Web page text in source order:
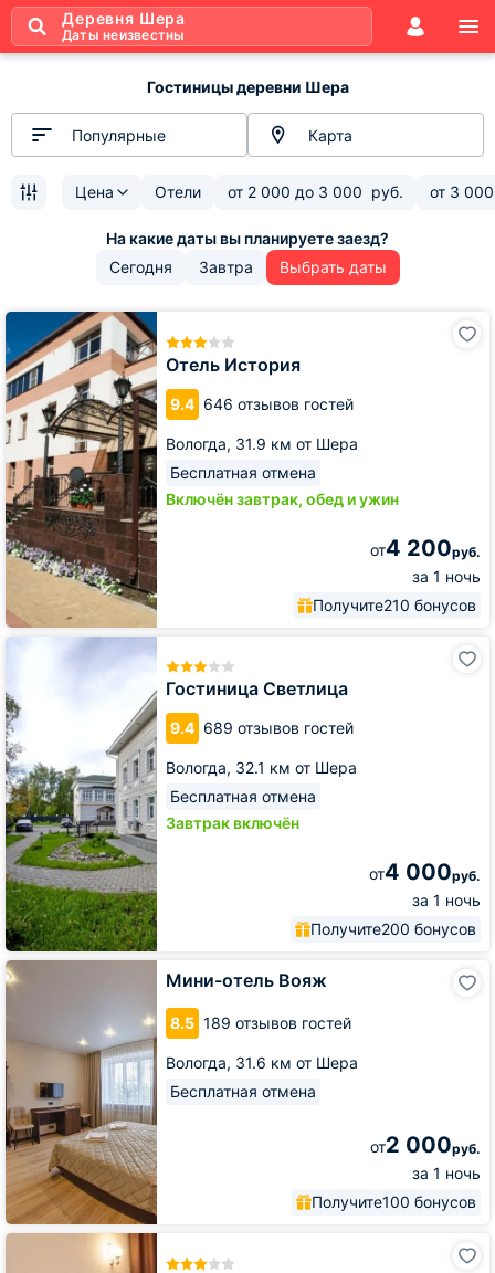
Деревня Шера
Даты неизвестны
Гостиницы деревни Шера
Популярные Карта
Цена Отели от 2 000 до 3 000 руб. от 3 000
Сегодня Завтра Выбрать даты
Отель История
9.4 646 отзывов гостей
Вологда, 31.9 км от Шера
Бесплатная отмена
Включён завтрак, обед и ужин
от4 200руб.
за 1 ночь
Получите210 бонусов
Отель
История
Гостиница Светлица
9.4 689 отзывов гостей
Вологда, 32.1 км от Шера
Бесплатная отмена
Завтрак включён
от4 000руб.
за 1 ночь
Получите200 бонусов
Гостиница
Мини-отель Вояж
8.5 189 отзывов гостей
Вологда, 31.6 км от Шера
Бесплатная отмена
от2 000руб.
за 1 ночь
Получите100 бонусов
Мини-
отель
Гостиница